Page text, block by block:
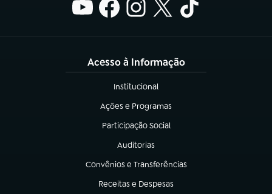
Acesso à Informação
Institucional
(abre em nova aba)
Ações e Programas
(abre em nova aba)
Participação Social
(abre em nova aba)
Auditorias
(abre em nova aba)
Convênios e Transferências
(abre em nova aba)
Receitas e Despesas
(abre em nova aba)